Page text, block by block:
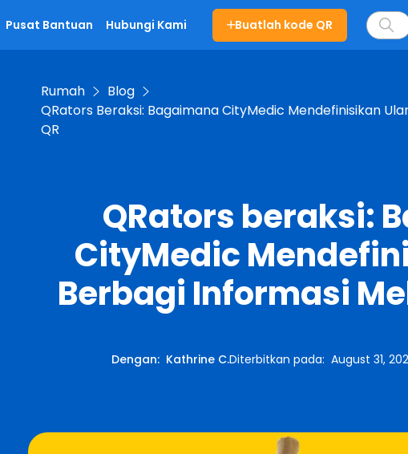
Pusat Bantuan Hubungi Kami Buatlah kode QR
Rumah
Blog
QRators Beraksi: Bagaimana CityMedic Mendefinisikan
QR
QRators beraksi:
CityMedic
Berbagi Informasi
Dengan: Kathrine C.Diterbitkan pada:August 31,